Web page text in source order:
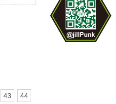
43 44